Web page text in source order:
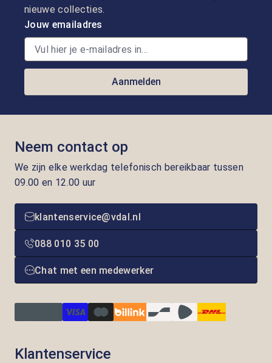
nieuwe collecties.
Jouw emailadres
Aanmelden
Neem contact op
We zijn elke werkdag telefonisch bereikbaar tussen
09.00 en 12.00 uur
klantenservice@vdal.nl
088 010 35 00
Chat met een medewerker
Klantenservice